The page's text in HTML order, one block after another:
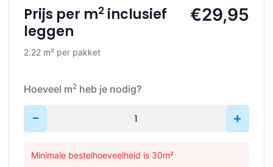
Prijs per m2 inclusief
leggen
2.22 m² per pakket
€29,95
Hoeveel m2 heb je nodig?
- +
Minimale bestelhoeveelheid is 30m²